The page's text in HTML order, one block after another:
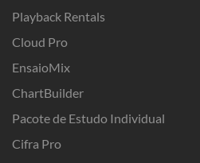
Playback Rentals
Cloud Pro
EnsaioMix
ChartBuilder
Pacote de Estudo Individual
Cifra Pro